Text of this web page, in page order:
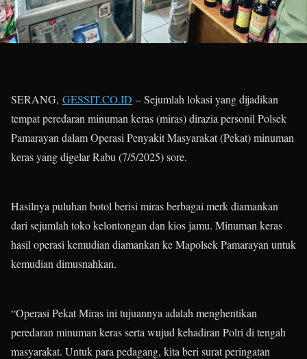
SERANG, GESSIT.CO.ID – Sejumlah lokasi yang dijadikan
tempat peredaran minuman keras (miras) dirazia personil Polsek
Pamarayan dalam Operasi Penyakit Masyarakat (Pekat) minuman
keras yang digelar Rabu (7/5/2025) sore.
Hasilnya puluhan botol berisi miras berbagai merk diamankan
dari sejumlah toko kelontongan dan kios jamu. Minuman keras
hasil operasi kemudian diamankan ke Mapolsek Pamarayan untuk
kemudian dimusnahkan.
“Operasi Pekat Miras ini tujuannya adalah menghentikan
peredaran minuman keras serta wujud kehadiran Polri di tengah
masyarakat. Untuk para pedagang, kita beri surat peringatan